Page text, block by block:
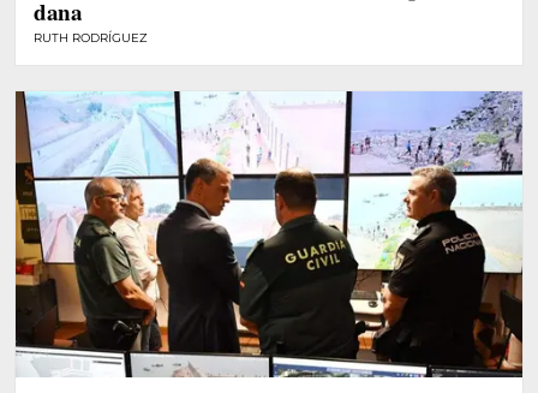
dana
RUTH RODRÍGUEZ